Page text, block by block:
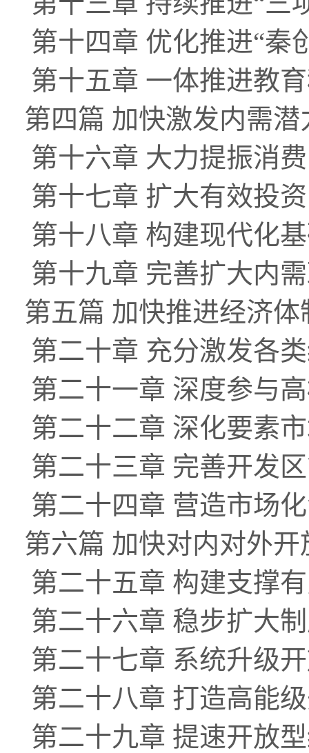
第十四章 优化推进“秦
第十五章 一体推进教
第四篇 加快激发内需
第十六章 大力提振消费
第十七章 扩大有效投资
第十八章 构建现代化
第十九章 完善扩大内
第五篇 加快推进经济
第二十章 充分激发各
第二十一章 深度参与
第二十二章 深化要素
第二十三章 完善开发
第二十四章 营造市场
第六篇 加快对内对外
第二十五章 构建支撑
第二十六章 稳步扩大
第二十七章 系统升级
第二十八章 打造高能
第二十九章 提速开放